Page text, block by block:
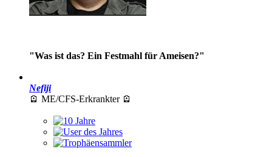
"Was ist das? Ein Festmahl für Ameisen?"
Nefiji
🪫 ME/CFS-Erkrankter 🪫